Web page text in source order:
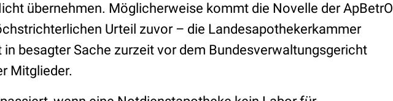
übernehmen. Möglicherweise kommt die Novelle der ApBetrO
Urteil zuvor – die Landesapothekerkammer
in besagter Sache zurzeit vor dem Bundesverwaltungsgericht
Mitglieder.